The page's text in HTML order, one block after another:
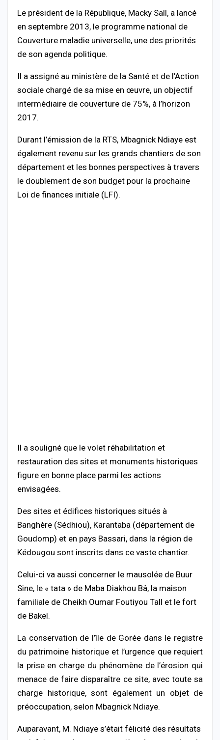
Le président de la République, Macky Sall, a lancé
en septembre 2013, le programme national de
Couverture maladie universelle, une des priorités
de son agenda politique.
Il a assigné au ministère de la Santé et de l’Action
sociale chargé de sa mise en œuvre, un objectif
intermédiaire de couverture de 75%, à l’horizon
2017.
Durant l’émission de la RTS, Mbagnick Ndiaye est
également revenu sur les grands chantiers de son
département et les bonnes perspectives à travers
le doublement de son budget pour la prochaine
Loi de finances initiale (LFI).
Il a souligné que le volet réhabilitation et
restauration des sites et monuments historiques
figure en bonne place parmi les actions
envisagées.
Des sites et édifices historiques situés à
Banghère (Sédhiou), Karantaba (département de
Goudomp) et en pays Bassari, dans la région de
Kédougou sont inscrits dans ce vaste chantier.
Celui-ci va aussi concerner le mausolée de Buur
Sine, le « tata » de Maba Diakhou Bâ, la maison
familiale de Cheikh Oumar Foutiyou Tall et le fort
de Bakel.
La conservation de l’île de Gorée dans le registre
du patrimoine historique et l’urgence que requiert
la prise en charge du phénomène de l’érosion qui
menace de faire disparaître ce site, avec toute sa
charge historique, sont également un objet de
préoccupation, selon Mbagnick Ndiaye.
Auparavant, M. Ndiaye s’était félicité des résultats